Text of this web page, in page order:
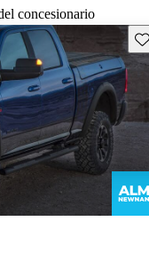
concesionario